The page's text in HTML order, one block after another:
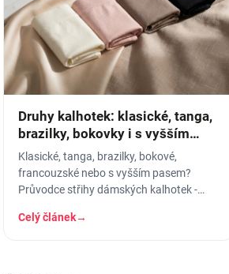
Druhy kalhotek: klasické, tanga,
brazilky, bokovky i s vyšším
pasem
Klasické, tanga, brazilky, bokové,
francouzské nebo s vyšším pasem?
Průvodce střihy dámských kalhotek -
jaké…
Celý článek→